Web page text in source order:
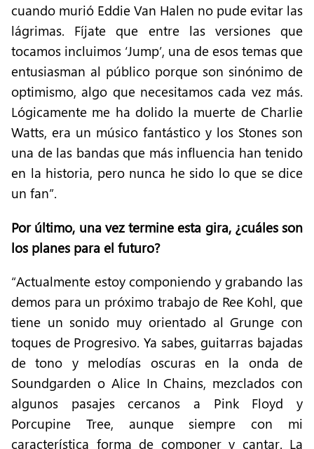
cuando murió Eddie Van Halen no pude evitar las
lágrimas. Fíjate que entre las versiones que
tocamos incluimos ‘Jump’, una de esos temas que
entusiasman al público porque son sinónimo de
optimismo, algo que necesitamos cada vez más.
Lógicamente me ha dolido la muerte de Charlie
Watts, era un músico fantástico y los Stones son
una de las bandas que más influencia han tenido
en la historia, pero nunca he sido lo que se dice
un fan”.
Por último, una vez termine esta gira, ¿cuáles son
los planes para el futuro?
“Actualmente estoy componiendo y grabando las
demos para un próximo trabajo de Ree Kohl, que
tiene un sonido muy orientado al Grunge con
toques de Progresivo. Ya sabes, guitarras bajadas
de tono y melodías oscuras en la onda de
Soundgarden o Alice In Chains, mezclados con
algunos pasajes cercanos a Pink Floyd y
Porcupine Tree, aunque siempre con mi
característica forma de componer y cantar. La